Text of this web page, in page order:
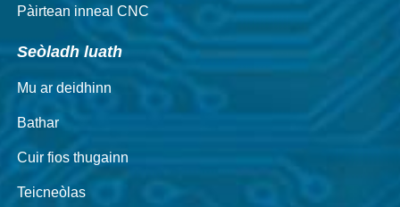
Pàirtean inneal CNC
Seòladh luath
Mu ar deidhinn
Bathar
Cuir fios thugainn
Teicneòlas